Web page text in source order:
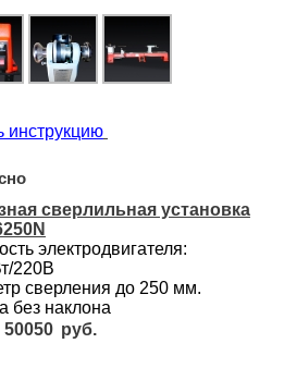
инструкцию
сверлильная установка
электродвигателя:
220В
сверления до 250 мм.
без наклона
50050